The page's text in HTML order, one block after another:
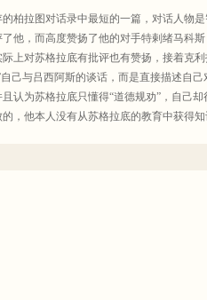
的柏拉图对话录中最短的一篇，对话人物
他，而高度赞扬了他的对手特剌绪马科
上对苏格拉底有批评也有赞扬，接着克
己与吕西阿斯的谈话，而是直接描述自
认为苏格拉底只懂得“道德规劝”，自己
，他本人没有从苏格拉底的教育中获得
者忒拉绪洛斯把《克利托丰》作为《理